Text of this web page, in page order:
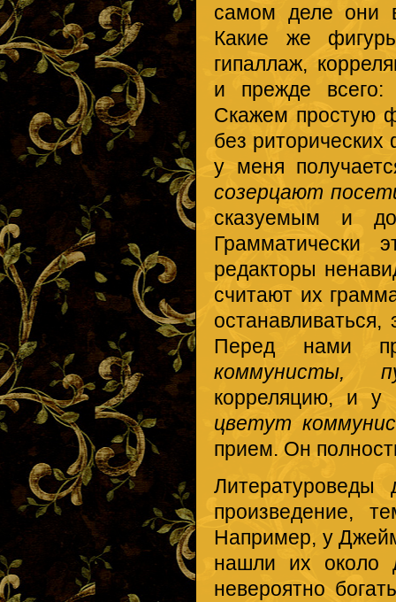
самом деле они
Какие же
гипаллаж,
и прежде всего:
Скажем простую
без
у меня
созерцают
сказуемым и
Грамматически
редакторы
считают их
Перед нами
коммунисты,
корреляцию, и у
цветут
прием. Он
Литературоведы
произведение,
Например, у
нашли их около
невероятно